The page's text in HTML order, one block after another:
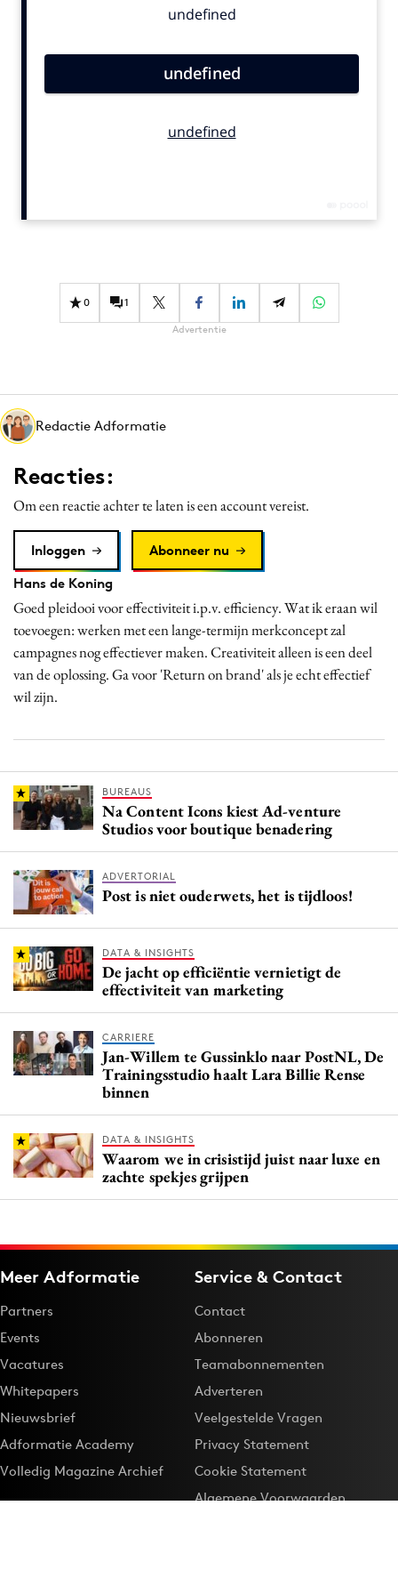
Contentmarketing
Effectiviteit
Gedragsverandering
Martech
Media
Merkstrategie
PR
Programmatic
Reputatie & crisis
0 1
Advertentie
Redactie Adformatie
Reacties:
Om een reactie achter te laten is een account vereist.
Inloggen
Abonneer nu
Hans de Koning
Goed pleidooi voor effectiviteit i.p.v. efficiency. Wat ik eraan wil
toevoegen: werken met een lange-termijn merkconcept zal
campagnes nog effectiever maken. Creativiteit alleen is een deel
van de oplossing. Ga voor 'Return on brand' als je echt effectief
wil zijn.
BUREAUS
Na Content Icons kiest Ad-venture
Studios voor boutique benadering
ADVERTORIAL
Post is niet ouderwets, het is tijdloos!
DATA & INSIGHTS
De jacht op efficiëntie vernietigt de
effectiviteit van marketing
CARRIERE
Jan-Willem te Gussinklo naar PostNL, De
Trainingsstudio haalt Lara Billie Rense
binnen
DATA & INSIGHTS
Waarom we in crisistijd juist naar luxe en
zachte spekjes grijpen
Meer Adformatie
Partners
Events
Vacatures
Whitepapers
Nieuwsbrief
Adformatie Academy
Volledig Magazine Archief
Service & Contact
Contact
Abonneren
Teamabonnementen
Adverteren
Veelgestelde Vragen
Privacy Statement
Cookie Statement
Algemene Voorwaarden